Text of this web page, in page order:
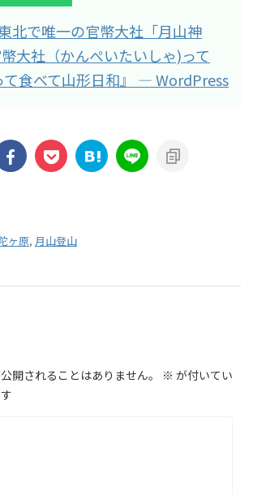
北で唯一の官幣大社「月山神
大社（かんぺいたいしゃ)って
て食べて山形日和』 — WordPress
ヶ原, 月山登山
開されることはありません。 ※ が付いてい